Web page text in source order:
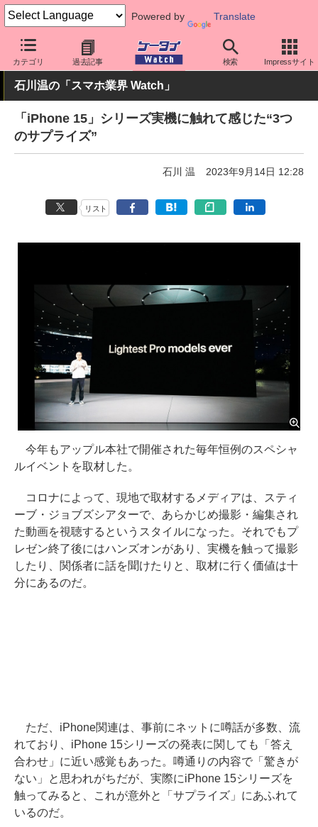
Powered by Translate
カテゴリ 過去記事 検索 Impressサイト
ケータイ Watch OS iPhone (iOS) iPhone本体
石川温の「スマホ業界 Watch」
「iPhone 15」シリーズ実機に触れて感じた“3つ
のサプライズ”
石川 温 2023年9月14日 12:28
リスト
今年もアップル本社で開催された毎年恒例のスペシャ
ルイベントを取材した。
コロナによって、現地で取材するメディアは、スティ
ーブ・ジョブズシアターで、あらかじめ撮影・編集され
た動画を視聴するというスタイルになった。それでもプ
レゼン終了後にはハンズオンがあり、実機を触って撮影
したり、関係者に話を聞けたりと、取材に行く価値は十
分にあるのだ。
ただ、iPhone関連は、事前にネットに噂話が多数、流
れており、iPhone 15シリーズの発表に関しても「答え
合わせ」に近い感覚もあった。噂通りの内容で「驚きが
ない」と思われがちだが、実際にiPhone 15シリーズを
触ってみると、これが意外と「サプライズ」にあふれて
いるのだ。